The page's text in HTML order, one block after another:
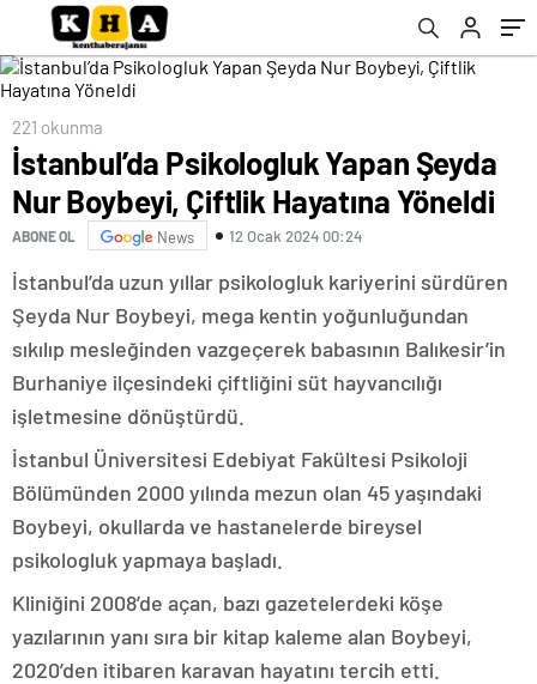
221 okunma
İstanbul’da Psikologluk Yapan Şeyda
Nur Boybeyi, Çiftlik Hayatına Yöneldi
ABONE OL News 12 Ocak 2024 00:24
İstanbul’da uzun yıllar psikologluk kariyerini sürdüren
Şeyda Nur Boybeyi, mega kentin yoğunluğundan
sıkılıp mesleğinden vazgeçerek babasının Balıkesir’in
Burhaniye ilçesindeki çiftliğini süt hayvancılığı
işletmesine dönüştürdü.
İstanbul Üniversitesi Edebiyat Fakültesi Psikoloji
Bölümünden 2000 yılında mezun olan 45 yaşındaki
Boybeyi, okullarda ve hastanelerde bireysel
psikologluk yapmaya başladı.
Kliniğini 2008’de açan, bazı gazetelerdeki köşe
yazılarının yanı sıra bir kitap kaleme alan Boybeyi,
2020’den itibaren karavan hayatını tercih etti.